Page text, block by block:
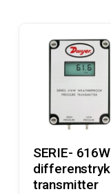
SERIE- 616W
differenstryk
transmitter